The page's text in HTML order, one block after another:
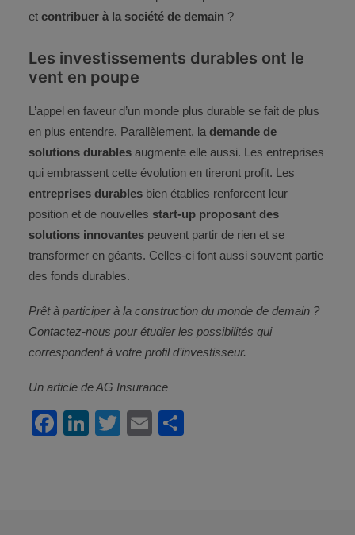
et contribuer à la société de demain ?
Les investissements durables ont le
vent en poupe
L’appel en faveur d’un monde plus durable se fait de plus
en plus entendre. Parallèlement, la demande de
solutions durables augmente elle aussi. Les entreprises
qui embrassent cette évolution en tireront profit. Les
entreprises durables bien établies renforcent leur
position et de nouvelles start-up proposant des
solutions innovantes peuvent partir de rien et se
transformer en géants. Celles-ci font aussi souvent partie
des fonds durables.
Prêt à participer à la construction du monde de demain ?
Contactez-nous pour étudier les possibilités qui
correspondent à votre profil d’investisseur.
Un article de AG Insurance
Facebook
LinkedIn
TwitterEmail